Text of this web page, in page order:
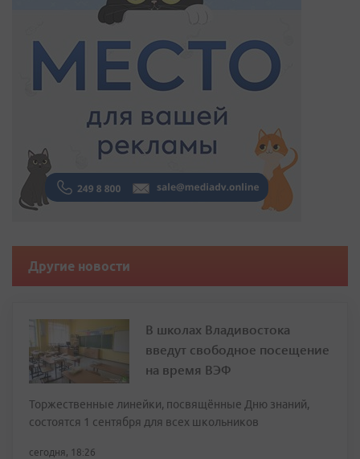
Другие новости
В школах Владивостока
введут свободное посещение
на время ВЭФ
Торжественные линейки, посвящённые Дню знаний,
состоятся 1 сентября для всех школьников
сегодня, 18:26